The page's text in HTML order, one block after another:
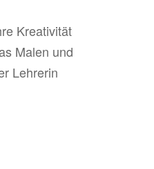
Kreativität
Malen und
Lehrerin